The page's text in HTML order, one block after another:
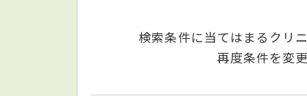
検索条件に当てはまるクリ
再度条件を変